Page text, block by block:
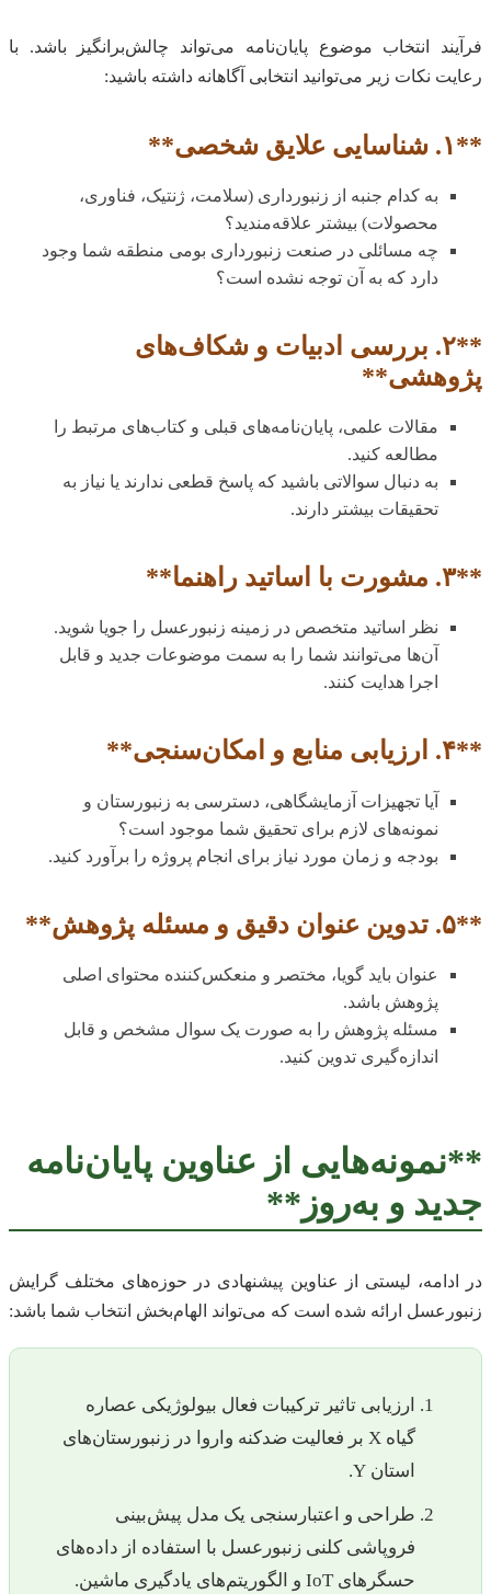
فرآیند انتخاب موضوع پایان‌نامه می‌تواند چالش‌برانگیز باشد. با
رعایت نکات زیر می‌توانید انتخابی آگاهانه داشته باشید:
**۱. شناسایی علایق شخصی**
به کدام جنبه از زنبورداری (سلامت، ژنتیک، فناوری،
محصولات) بیشتر علاقه‌مندید؟
چه مسائلی در صنعت زنبورداری بومی منطقه شما وجود
دارد که به آن توجه نشده است؟
**۲. بررسی ادبیات و شکاف‌های
پژوهشی**
مقالات علمی، پایان‌نامه‌های قبلی و کتاب‌های مرتبط را
مطالعه کنید.
به دنبال سوالاتی باشید که پاسخ قطعی ندارند یا نیاز به
تحقیقات بیشتر دارند.
**۳. مشورت با اساتید راهنما**
نظر اساتید متخصص در زمینه زنبورعسل را جویا شوید.
آن‌ها می‌توانند شما را به سمت موضوعات جدید و قابل
اجرا هدایت کنند.
**۴. ارزیابی منابع و امکان‌سنجی**
آیا تجهیزات آزمایشگاهی، دسترسی به زنبورستان و
نمونه‌های لازم برای تحقیق شما موجود است؟
بودجه و زمان مورد نیاز برای انجام پروژه را برآورد کنید.
**۵. تدوین عنوان دقیق و مسئله پژوهش**
عنوان باید گویا، مختصر و منعکس‌کننده محتوای اصلی
پژوهش باشد.
مسئله پژوهش را به صورت یک سوال مشخص و قابل
اندازه‌گیری تدوین کنید.
**نمونه‌هایی از عناوین پایان‌نامه
جدید و به‌روز**
در ادامه، لیستی از عناوین پیشنهادی در حوزه‌های مختلف گرایش
زنبورعسل ارائه شده است که می‌تواند الهام‌بخش انتخاب شما باشد:
ارزیابی تاثیر ترکیبات فعال بیولوژیکی عصاره
گیاه X بر فعالیت ضدکنه واروا در زنبورستان‌های
استان Y.
طراحی و اعتبارسنجی یک مدل پیش‌بینی
فروپاشی کلنی زنبورعسل با استفاده از داده‌های
حسگرهای IoT و الگوریتم‌های یادگیری ماشین.